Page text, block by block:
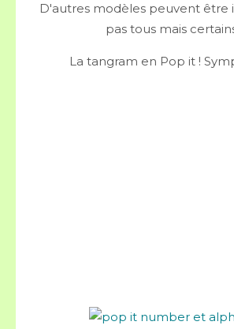
D'autres modèles peuvent être
pas tous mais
La tangram en Pop it !